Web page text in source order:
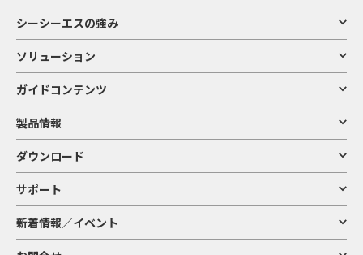
シーシーエスの強み
ソリューション
ガイドコンテンツ
製品情報
ダウンロード
サポート
新着情報／イベント